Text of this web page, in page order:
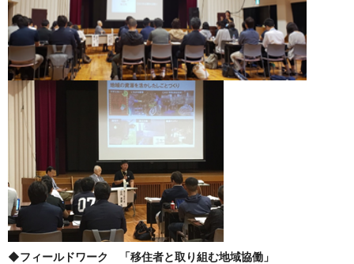
◆フィールドワーク 「移住者と取り組む地域協働」